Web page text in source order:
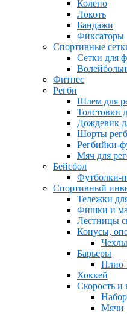
Колено
Локоть
Бандажи
Фиксаторы
Спортивные
Сетки для
Фитнес
Регби
Шлем для
Толстовки
Дождевик
Шорты
Регбийки-
Мяч для
Бейсбол
Футболки-
Спортивный
Тележки
Фишки и
Лестницы
Конусы,
Барьеры
Плио
Хоккей
Скорость и
Мячи